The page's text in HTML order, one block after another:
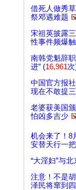
借死人做秀
祭邓遇难题
宋祖英披露
性事件频爆
南韩党魁辞
进” (16,961次
中国官方报
现在不敢提
老婆获美国
怕凶多吉少
机会来了！8
安替天行一
“大淫妇”与北
注意！不是
泽民将窜到